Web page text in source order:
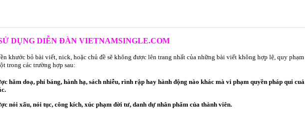
DỤNG DIỄN ĐÀN VIETNAMSINGLE.COM
khước bỏ bài viết, nick, hoặc chủ đề sẽ không được lên trang nhất của những bài viết không hợp lệ, quy phạm
trong các trường hợp sau:
hăm doạ, phỉ báng, hành hạ, sách nhiễu, rình rập hay hành động nào khác mà vi phạm quyền pháp qui cuả
nói xấu, nói tục, công kích, xúc phạm đời tư, danh dự nhân phẩm của thành viên.